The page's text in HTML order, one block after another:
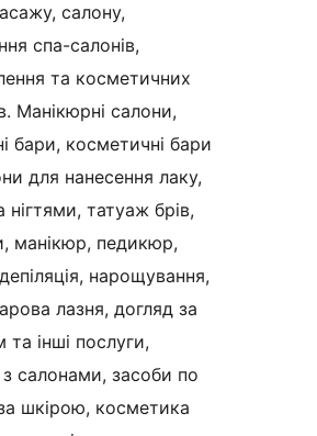
салону,
спа-салонів,
та косметичних
Манікюрні салони,
бари, косметичні бари
для нанесення лаку,
нігтями, татуаж брів,
манікюр, педикюр,
нарощування,
лазня, догляд за
та інші послуги,
з салонами, засоби по
шкірою, косметика